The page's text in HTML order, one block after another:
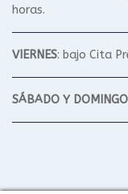
horas.
VIERNES: bajo Cita
SÁBADO Y DOMINGO